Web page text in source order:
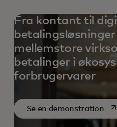
Fra kontant til
mellemstore
betalinger i
forbrugervarer
Se en demonstration